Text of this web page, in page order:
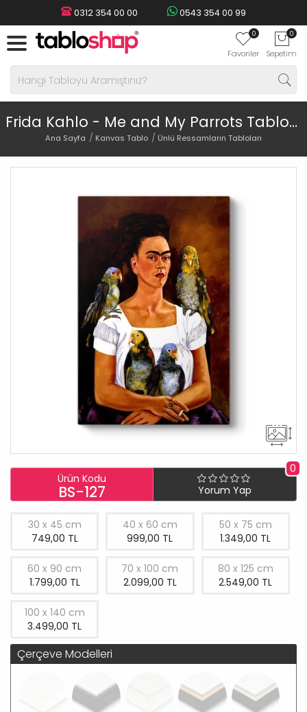
0312 354 00 00 0543 354 00 99
0
Favoriler
0
Sepetim
Frida Kahlo - Me and My Parrots Tablosu
Ana Sayfa Kanvas Tablo Ünlü Ressamların Tabloları
Ürün Kodu
BS-127
0
Yorum Yap
30 x 45 cm
749,00 TL
40 x 60 cm
999,00 TL
50 x 75 cm
1.349,00 TL
60 x 90 cm
1.799,00 TL
70 x 100 cm
2.099,00 TL
80 x 125 cm
2.549,00 TL
100 x 140 cm
3.499,00 TL
Çerçeve Modelleri